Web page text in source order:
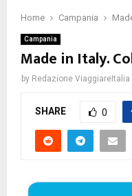
Home Campania
Campania
Made in Italy.
by Redazione ViaggiareItalia
SHARE 0